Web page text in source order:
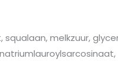
melkzuur,